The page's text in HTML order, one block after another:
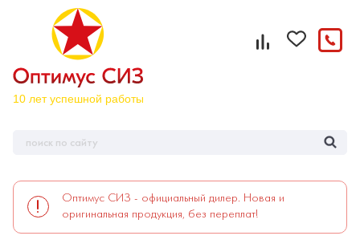
Оптимус СИЗ - официальный дилер. Новая и
оригинальная продукция, без переплат!